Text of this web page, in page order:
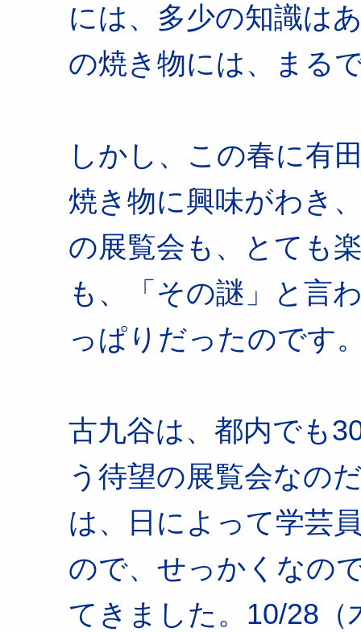
には、多少の知識は
の焼き物には、まる
しかし、この春に有
焼き物に興味がわき
の展覧会も、とても
も、「その謎」と言
っぱりだったのです
古九谷は、都内でも
う待望の展覧会なの
は、日によって学芸
ので、せっかくなの
てきました。10/28（